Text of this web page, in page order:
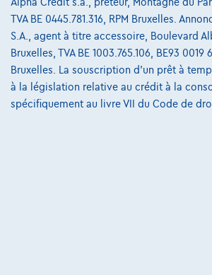
Alpha Credit s.a., prêteur, Montagne du
TVA BE 0445.781.316, RPM Bruxelles.
S.A., agent à titre accessoire, Boulevard
Bruxelles, TVA BE 1003.765.106, BE93 0019
Bruxelles. La souscription d'un prêt à
à la législation relative au crédit à la
spécifiquement au livre VII du Code de
Contact
@2024 TCS Mobility SA/NV Copyright
Conditions Générales